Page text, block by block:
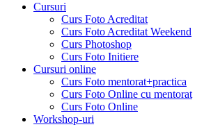
Cursuri
Curs Foto Acreditat
Curs Foto Acreditat Weekend
Curs Photoshop
Curs Foto Initiere
Cursuri online
Curs Foto mentorat+practica
Curs Foto Online cu mentorat
Curs Foto Online
Workshop-uri